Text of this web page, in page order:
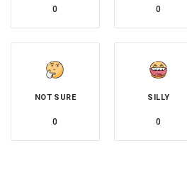
0 0
NOT SURE
0
SILLY
0